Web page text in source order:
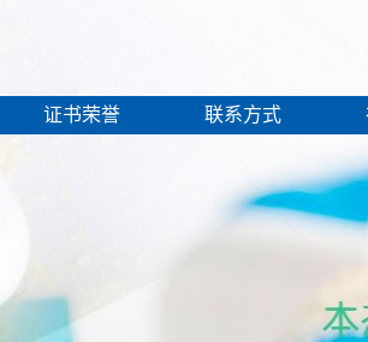
证书荣誉 联系方式